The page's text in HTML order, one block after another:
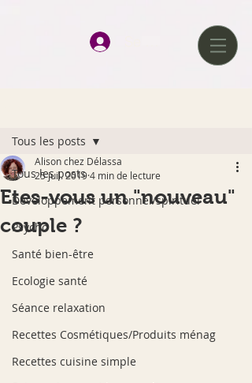
Se connecter
Tous les posts
Développement personnel/spirituel
Psycho
Santé bien-être
Ecologie santé
Séance relaxation
Recettes Cosmétiques/Produits ménag
Recettes cuisine simple
Tous les posts
Etes-vous un "nouveau"
couple ?
Alison chez Délassa
25 juil. 20194 min de lecture